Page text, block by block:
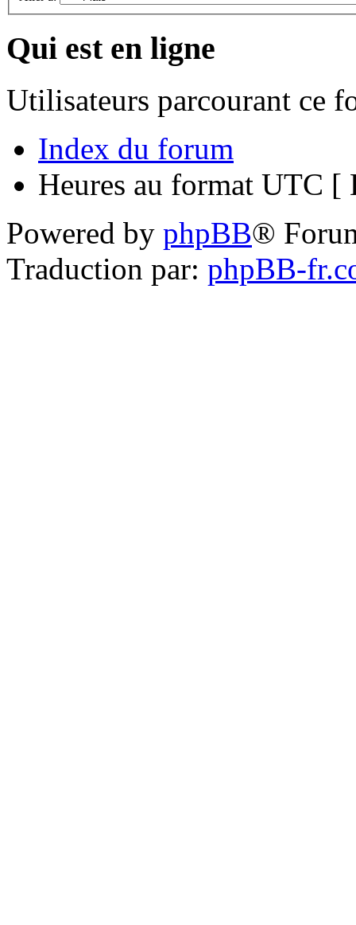
Qui est en ligne
Utilisateurs parcourant ce
Index du forum
Heures au format UTC [
Powered by phpBB®
Traduction par: phpBB-